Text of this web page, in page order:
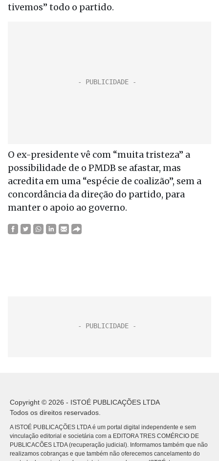
tivemos” todo o partido.
O ex-presidente vê com “muita tristeza” a
possibilidade de o PMDB se afastar, mas
acredita em uma “espécie de coalizão”, sem a
concordância da direção do partido, para
manter o apoio ao governo.
Copyright © 2026 - ISTOÉ PUBLICAÇÕES LTDA
Todos os direitos reservados.
A ISTOÉ PUBLICAÇÕES LTDA é um portal digital independente e sem
vinculação editorial e societária com a EDITORA TRES COMÉRCIO DE
PUBLICACÕES LTDA (recuperação judicial). Informamos também que não
realizamos cobranças e que também não oferecemos cancelamento do